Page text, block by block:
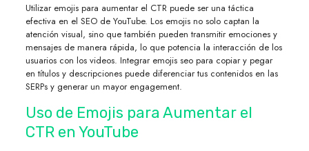
Utilizar emojis para aumentar el CTR puede ser una táctica
efectiva en el SEO de YouTube. Los emojis no solo captan la
atención visual, sino que también pueden transmitir emociones y
mensajes de manera rápida, lo que potencia la interacción de los
usuarios con los videos. Integrar emojis seo para copiar y pegar
en títulos y descripciones puede diferenciar tus contenidos en las
SERPs y generar un mayor engagement.
Uso de Emojis para Aumentar el
CTR en YouTube